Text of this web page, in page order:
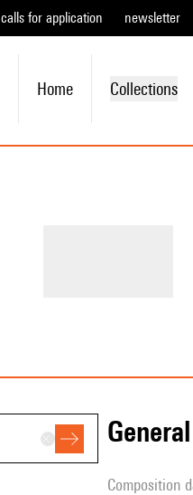
calls for application newsletter
Home Collections
composition